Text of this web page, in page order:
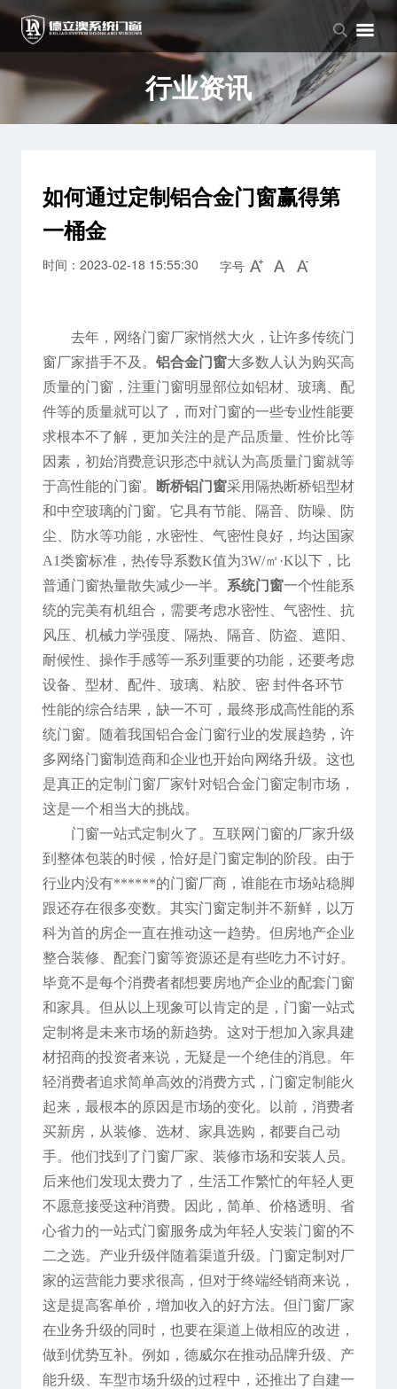
品牌中心
品牌介绍
企业文化
产品中心
窗系列
门系列
新闻中心
公司新闻
行业资讯
行业资讯
如何通过定制铝合金门窗赢得第
一桶金
时间：2023-02-18 15:55:30 字号
去年，网络门窗厂家悄然大火，让许多传统门
窗厂家措手不及。 铝合金门窗大多数人认为购买高
质量的门窗，注重门窗明显部位如铝材、玻璃、配
件等的质量就可以了，而对门窗的一些专业性能要
求根本不了解，更加关注的是产品质量、性价比等
因素，初始消费意识形态中就认为高质量门窗就等
于高性能的门窗。
断桥铝门窗采用隔热断桥铝型材
和中空玻璃的门窗。它具有节能、隔音、防噪、防
尘、防水等功能，水密性、气密性良好，均达国家
A1类窗标准，热传导系数K值为3W/㎡·K以下，比
普通门窗热量散失减少一半。
系统门窗一个性能系
统的完美有机组合，需要考虑水密性、气密性、抗
风压、机械力学强度、隔热、隔音、防盗、遮阳、
耐候性、操作手感等一系列重要的功能，还要考虑
设备、型材、配件、玻璃、粘胶、密 封件各环节
性能的综合结果，缺一不可，最终形成高性能的系
统门窗。随着我国铝合金门窗行业的发展趋势，许
多网络门窗制造商和企业也开始向网络升级。这也
是真正的定制门窗厂家针对铝合金门窗定制市场，
这是一个相当大的挑战。
门窗一站式定制火了。互联网门窗的厂家升级
到整体包装的时候，恰好是门窗定制的阶段。由于
行业内没有******的门窗厂商，谁能在市场站稳脚
跟还存在很多变数。其实门窗定制并不新鲜，以万
科为首的房企一直在推动这一趋势。但房地产企业
整合装修、配套门窗等资源还是有些吃力不讨好。
毕竟不是每个消费者都想要房地产企业的配套门窗
和家具。但从以上现象可以肯定的是，门窗一站式
定制将是未来市场的新趋势。这对于想加入家具建
材招商的投资者来说，无疑是一个绝佳的消息。年
轻消费者追求简单高效的消费方式，门窗定制能火
起来，最根本的原因是市场的变化。以前，消费者
买新房，从装修、选材、家具选购，都要自己动
手。他们找到了门窗厂家、装修市场和安装人员。
后来他们发现太费力了，生活工作繁忙的年轻人更
不愿意接受这种消费。因此，简单、价格透明、省
心省力的一站式门窗服务成为年轻人安装门窗的不
二之选。产业升级伴随着渠道升级。门窗定制对厂
家的运营能力要求很高，但对于终端经销商来说，
这是提高客单价，增加收入的好方法。但门窗厂家
在业务升级的同时，也要在渠道上做相应的改进，
做到优势互补。例如，德威尔在推动品牌升级、产
能升级、车型市场升级的过程中，还推出了自建一